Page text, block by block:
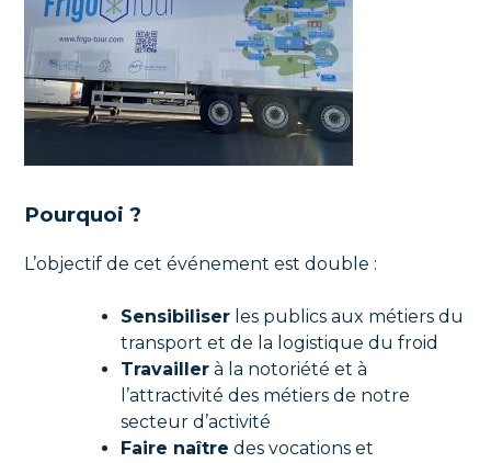
Pourquoi ?
L’objectif de cet événement est double :
Sensibiliser les publics aux métiers du
transport et de la logistique du froid
Travailler à la notoriété et à
l’attractivité des métiers de notre
secteur d’activité
Faire naître des vocations et